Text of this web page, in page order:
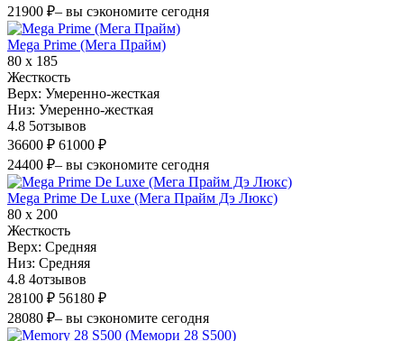
21900 ₽– вы сэкономите сегодня
Mega Prime (Мега Прайм)
80 х 185
Жесткость
Верх: Умеренно-жесткая
Низ: Умеренно-жесткая
4.8 5отзывов
36600 ₽ 61000 ₽
24400 ₽– вы сэкономите сегодня
Mega Prime De Luxe (Мега Прайм Дэ Люкс)
80 х 200
Жесткость
Верх: Средняя
Низ: Средняя
4.8 4отзывов
28100 ₽ 56180 ₽
28080 ₽– вы сэкономите сегодня